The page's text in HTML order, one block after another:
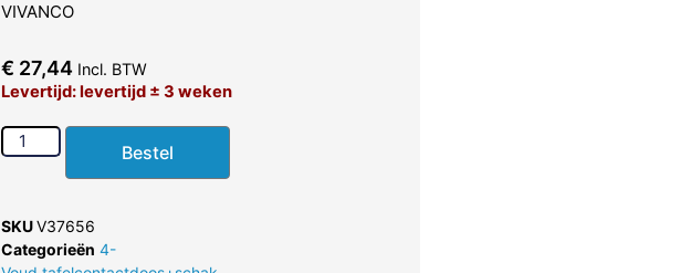
VIVANCO
€ 27,44 Incl. BTW
Levertijd: levertijd ± 3 weken
Bestel
SKUV37656
Categorieën 4-